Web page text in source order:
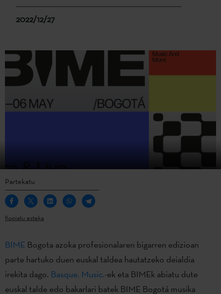
2022/12/27
Partekatu
Kopiatu esteka
BIME Bogota azoka profesionalaren bigarren edizioan
parte hartuko duen euskal taldea hautatzeko deialdia
irekita dago. Basque. Music.-ek eta BIMEk abiatu dute
euskal talde edo bakarlari batek BIME Bogotá musika